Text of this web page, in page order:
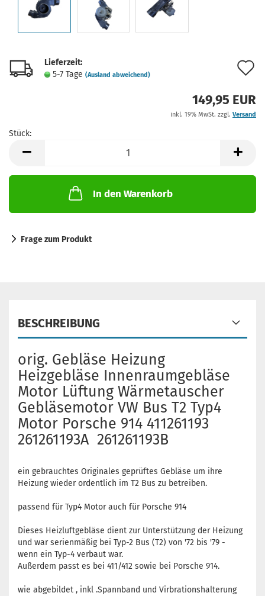
Lieferzeit:
5-7 Tage (Ausland abweichend)
149,95 EUR
inkl. 19% MwSt. zzgl. Versand
Stück:
In den Warenkorb
Frage zum Produkt
BESCHREIBUNG
orig. Gebläse Heizung
Heizgebläse Innenraumgebläse
Motor Lüftung Wärmetauscher
Gebläsemotor VW Bus T2 Typ4
Motor Porsche 914 411261193
261261193A 261261193B
ein gebrauchtes Originales geprüftes Gebläse um ihre
Heizung wieder ordentlich im T2 Bus zu betreiben.
passend für Typ4 Motor auch für Porsche 914
Dieses Heizluftgebläse dient zur Unterstützung der Heizung
und war serienmäßig bei Typ-2 Bus (T2) von '72 bis '79 -
wenn ein Typ-4 verbaut war.
Außerdem passt es bei 411/412 sowie bei Porsche 914.
wie abgebildet , inkl .Spannband und Virbrationshalterung